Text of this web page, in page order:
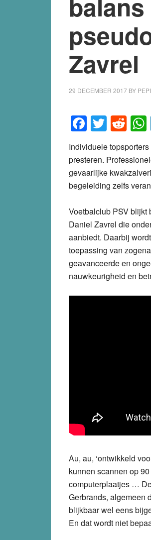
Zavrel
29 DECEMBER 2017 BY
Individuele
presteren.
gevaarlijke
begeleiding zelfs
Voetbalclub PSV blijkt
Daniel Zavrel die
aanbiedt. Daarbij
toepassing van
geavanceerde en
nauwkeurigheid en
Au, au, ‘ontwikkeld
kunnen scannen op
computerplaatjes …
Gerbrands, algemeen
blijkbaar wel eens
En dat wordt niet